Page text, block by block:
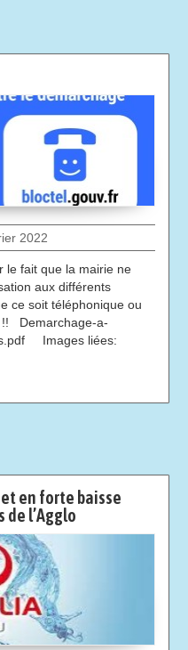
2022
le fait que la mairie ne
aux différents
ce soit téléphonique ou
!! Demarchage-a-
Images liées:
en forte baisse
l’Agglo